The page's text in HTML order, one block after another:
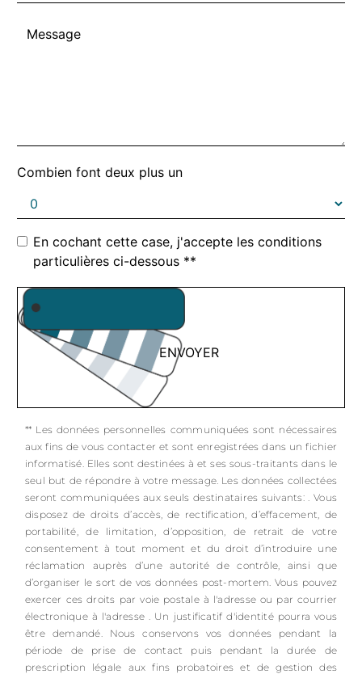
Combien font deux plus un
En cochant cette case, j'accepte les conditions
particulières ci-dessous **
ENVOYER
** Les données personnelles communiquées sont nécessaires
aux fins de vous contacter et sont enregistrées dans un fichier
informatisé. Elles sont destinées à et ses sous-traitants dans le
seul but de répondre à votre message. Les données collectées
seront communiquées aux seuls destinataires suivants: . Vous
disposez de droits d’accès, de rectification, d’effacement, de
portabilité, de limitation, d’opposition, de retrait de votre
consentement à tout moment et du droit d’introduire une
réclamation auprès d’une autorité de contrôle, ainsi que
d’organiser le sort de vos données post-mortem. Vous pouvez
exercer ces droits par voie postale à l'adresse ou par courrier
électronique à l'adresse . Un justificatif d'identité pourra vous
être demandé. Nous conservons vos données pendant la
période de prise de contact puis pendant la durée de
prescription légale aux fins probatoires et de gestion des